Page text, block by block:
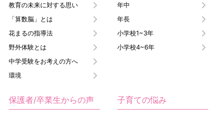
教育の未来に対する思い
「算数脳」とは
花まるの指導法
野外体験とは
中学受験をお考えの方へ
環境
年中
年長
小学校1~3年
小学校4~6年
保護者/卒業生からの声 子育ての悩み